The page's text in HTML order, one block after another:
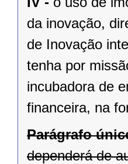
da inovação,
de Inovação
tenha por
incubadora de
financeira, na
Parágrafo
dependerá de